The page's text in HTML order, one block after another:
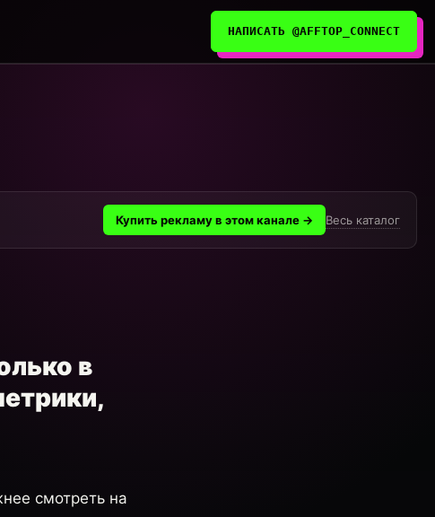
НАПИСАТЬ @AFFTOP_CONNECT
Купить рекламу в этом канале → Весь каталог
в
смотреть на